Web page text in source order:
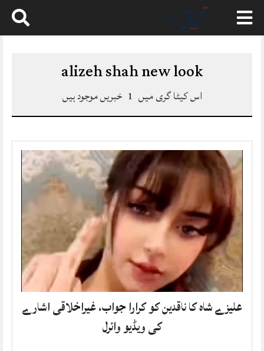
Skip
alizeh shah new look
اس کیٹا گری میں 1 خبریں موجود ہیں
علیزے شاہ کا ناقدین کو کرارا جواب، غیراخلاقی اشارے
کی ویڈیو وائرل